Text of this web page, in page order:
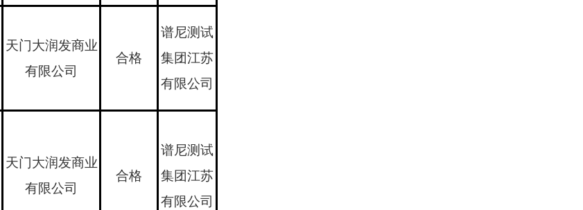
天门大润发商业
有限公司
合格
谱尼测试
集团江苏
有限公司
天门大润发商业
有限公司
合格
谱尼测试
集团江苏
有限公司